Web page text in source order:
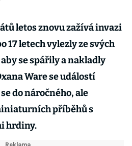
letos znovu zažívá invazi
17 letech vylezly ze svých
se spářily a nakladly
Ware se událostí
do náročného, ale
příběhů s
hrdiny.